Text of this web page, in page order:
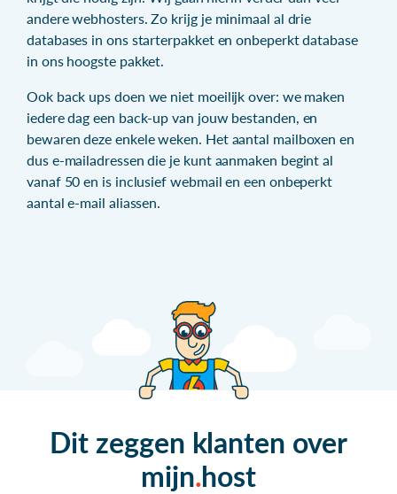
andere webhosters. Zo krijg je minimaal al drie
databases in ons starterpakket en onbeperkt database
in ons hoogste pakket.
Ook back ups doen we niet moeilijk over: we maken
iedere dag een back-up van jouw bestanden, en
bewaren deze enkele weken. Het aantal mailboxen en
dus e-mailadressen die je kunt aanmaken begint al
vanaf 50 en is inclusief webmail en een onbeperkt
aantal e-mail aliassen.
Dit zeggen klanten over
mijn host